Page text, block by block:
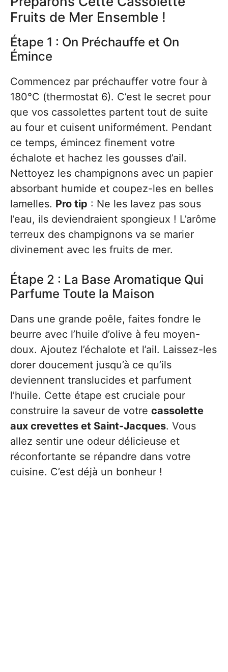
Fruits de Mer Ensemble !
Étape 1 : On Préchauffe et On
Émince
Commencez par préchauffer votre four à
180°C (thermostat 6). C’est le secret pour
que vos cassolettes partent tout de suite
au four et cuisent uniformément. Pendant
ce temps, émincez finement votre
échalote et hachez les gousses d’ail.
Nettoyez les champignons avec un papier
absorbant humide et coupez-les en belles
lamelles. Pro tip : Ne les lavez pas sous
l’eau, ils deviendraient spongieux ! L’arôme
terreux des champignons va se marier
divinement avec les fruits de mer.
Étape 2 : La Base Aromatique Qui
Parfume Toute la Maison
Dans une grande poêle, faites fondre le
beurre avec l’huile d’olive à feu moyen-
doux. Ajoutez l’échalote et l’ail. Laissez-les
dorer doucement jusqu’à ce qu’ils
deviennent translucides et parfument
l’huile. Cette étape est cruciale pour
construire la saveur de votre cassolette
aux crevettes et Saint-Jacques. Vous
allez sentir une odeur délicieuse et
réconfortante se répandre dans votre
cuisine. C’est déjà un bonheur !